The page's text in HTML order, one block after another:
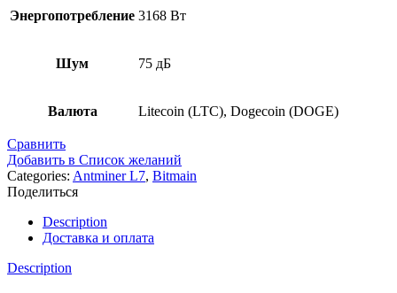
Энергопотребление 3168 Вт
Шум 75 дБ
Валюта Litecoin (LTC), Dogecoin (DOGE)
Сравнить
Добавить в Список желаний
Categories: Antminer L7, Bitmain
Поделиться
Description
Доставка и оплата
Description